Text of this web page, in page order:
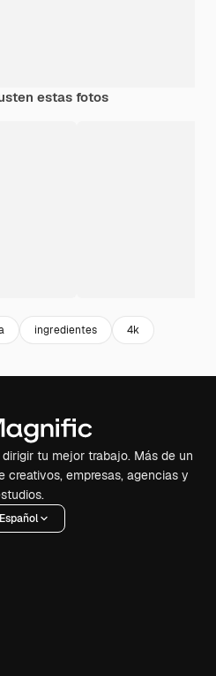
estas fotos
ingredientes 4k
tu mejor trabajo. Más de un
creativos, empresas, agencias y
Español